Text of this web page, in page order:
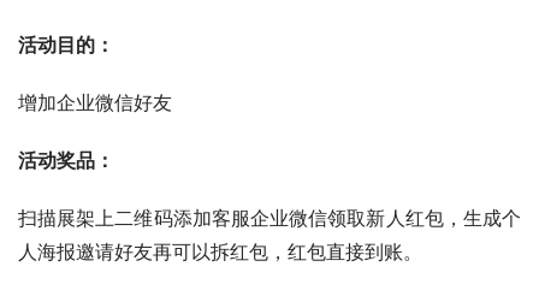
活动目的：
增加企业微信好友
活动奖品：
扫描展架上二维码添加客服企业微信领取新人红包，生成个
人海报邀请好友再可以拆红包，红包直接到账。